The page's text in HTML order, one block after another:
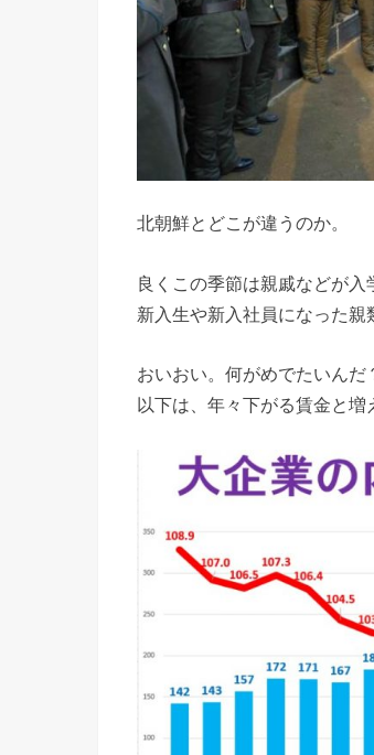
北朝鮮とどこが違うのか。
良くこの季節は親戚などが入
新入生や新入社員になった親
おいおい。何がめでたいんだ
以下は、年々下がる賃金と増